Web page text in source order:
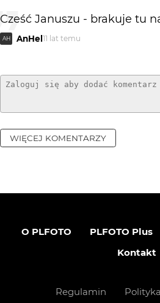
Cześć Januszu - brakuje tu
AH AnHel 11 lat temu
WIĘCEJ KOMENTARZY
O PLFOTO PLFOTO Plus
Kontakt
Regulamin